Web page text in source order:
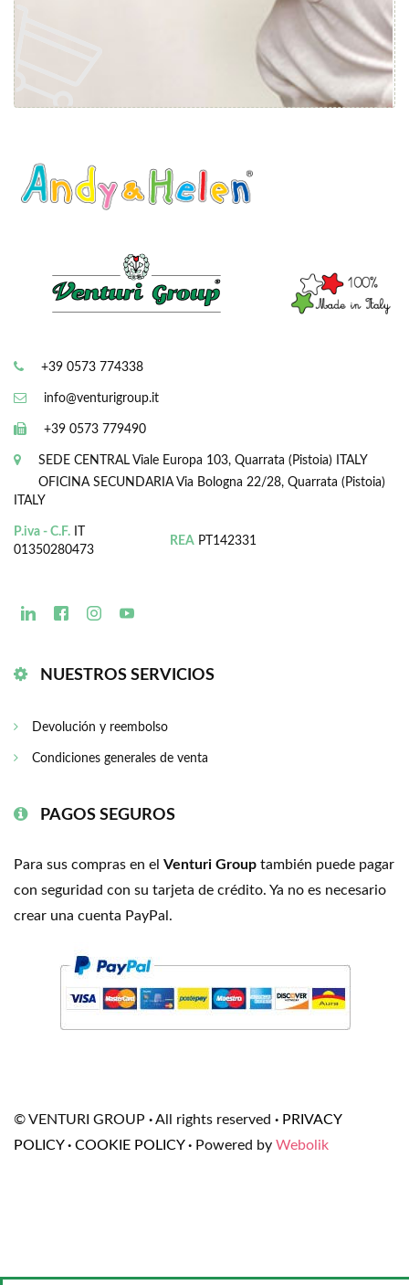
+39 0573 774338
info@venturigroup.it
+39 0573 779490
SEDE CENTRAL Viale Europa 103, Quarrata (Pistoia) ITALY
OFICINA SECUNDARIA Via Bologna 22/28, Quarrata (Pistoia)
ITALY
P.iva - C.F.
01350280473
REA PT142331
NUESTROS SERVICIOS
Devolución y reembolso
Condiciones generales de venta
PAGOS SEGUROS
Para sus compras en el Venturi Group también puede pagar
con seguridad con su tarjeta de crédito. Ya no es necesario
crear una cuenta PayPal.
© VENTURI GROUP ·All rights reserved · PRIVACY
POLICY · COOKIE POLICY · Powered by Webolik